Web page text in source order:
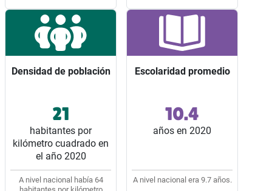
Densidad de población
21
habitantes por
kilómetro cuadrado en
el año 2020
A nivel nacional había 64
Densidad de población
Ocupó el lugar 27 entre
los 32 estados del país.
Escolaridad promedio
10.4
años en 2020
A nivel nacional era 9.7 años.
Escolaridad promedio
Ocupó el lugar 4 entre
los 32 estados del país.